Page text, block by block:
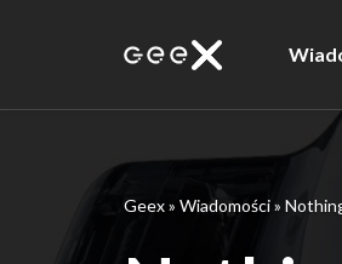
Geex» Wiadomości»